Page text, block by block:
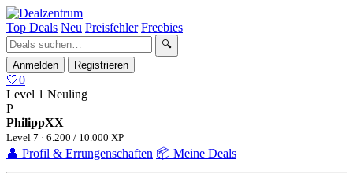
Top Deals Neu Preisfehler Freebies
🔍
Anmelden
Registrieren
🤍0
Level 1 Neuling
P
PhilippXX
Level 7 · 6.200 / 10.000 XP
👤 Profil & Errungenschaften 📦 Meine Deals